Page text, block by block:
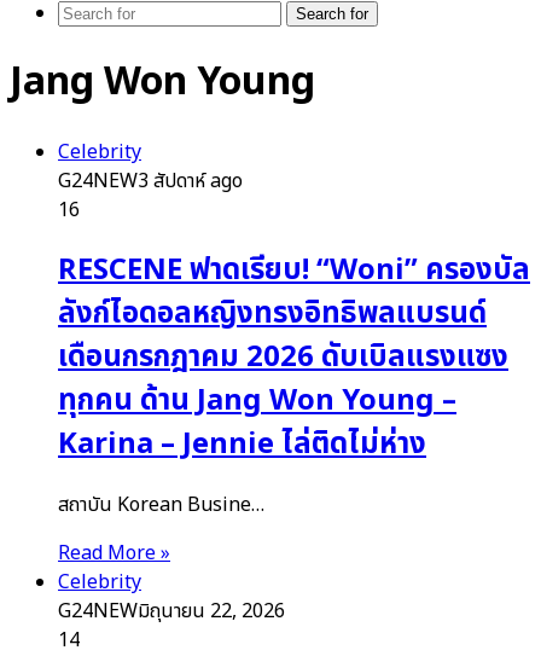
Search for
Jang Won Young
Celebrity
G24NEW3 สัปดาห์ ago
16
RESCENE ฟาดเรียบ! “Woni” ครองบัล
ลังก์ไอดอลหญิงทรงอิทธิพลแบรนด์
เดือนกรกฎาคม 2026 ดับเบิลแรงแซง
ทุกคน ด้าน Jang Won Young –
Karina – Jennie ไล่ติดไม่ห่าง
สถาบัน Korean Busine…
Read More »
Celebrity
G24NEWมิถุนายน 22, 2026
14